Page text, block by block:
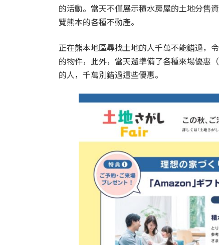
的活動。當天不僅展示積水房屋的土地分售
覽熊本的各種不動產。
正在熊本地區尋找土地的人千萬不能錯過，
的物件，此外，當天還準備了各種來場優惠
的人，千萬別錯過這些優惠。